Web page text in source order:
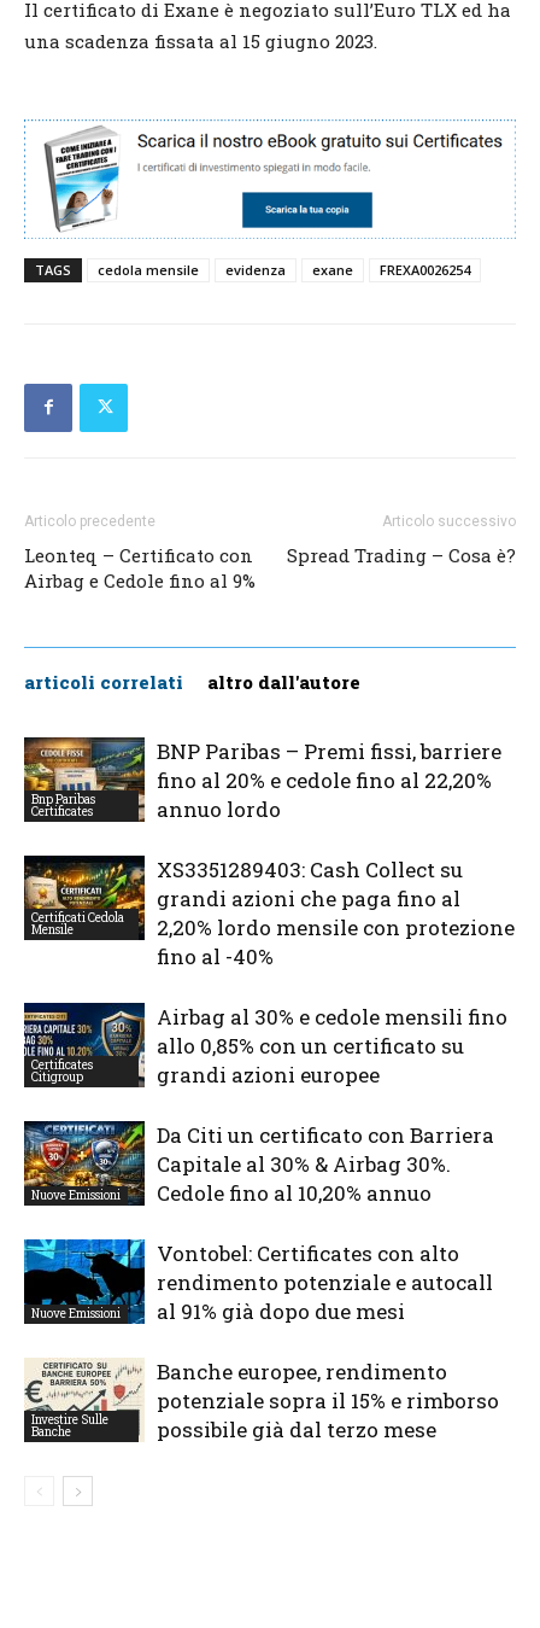
Il certificato di Exane è negoziato sull’Euro TLX ed ha
una scadenza fissata al 15 giugno 2023.
TAGS cedola mensile evidenza exane FREXA0026254
Articolo precedente
Leonteq – Certificato con
Airbag e Cedole fino al 9%
Articolo successivo
Spread Trading – Cosa è?
articoli correlati altro dall'autore
Bnp Paribas
Certificates
BNP Paribas – Premi fissi, barriere
fino al 20% e cedole fino al 22,20%
annuo lordo
Certificati Cedola
Mensile
XS3351289403: Cash Collect su
grandi azioni che paga fino al
2,20% lordo mensile con protezione
fino al -40%
Certificates
Citigroup
Airbag al 30% e cedole mensili fino
allo 0,85% con un certificato su
grandi azioni europee
Nuove Emissioni
Da Citi un certificato con Barriera
Capitale al 30% & Airbag 30%.
Cedole fino al 10,20% annuo
Nuove Emissioni
Vontobel: Certificates con alto
rendimento potenziale e autocall
al 91% già dopo due mesi
Investire Sulle
Banche
Banche europee, rendimento
potenziale sopra il 15% e rimborso
possibile già dal terzo mese